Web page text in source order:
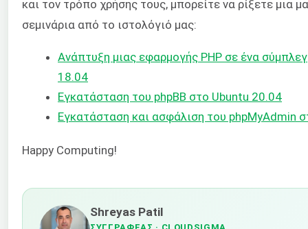
και τον τρόπο χρήσης τους, μπορείτε να ρίξετε μια
σεμινάρια από το ιστολόγιό μας:
Ανάπτυξη μιας εφαρμογής PHP σε ένα
18.04
Εγκατάσταση του phpBB στο Ubuntu 20.04
Εγκατάσταση και ασφάλιση του phpMyAdmin
Happy Computing!
Shreyas Patil